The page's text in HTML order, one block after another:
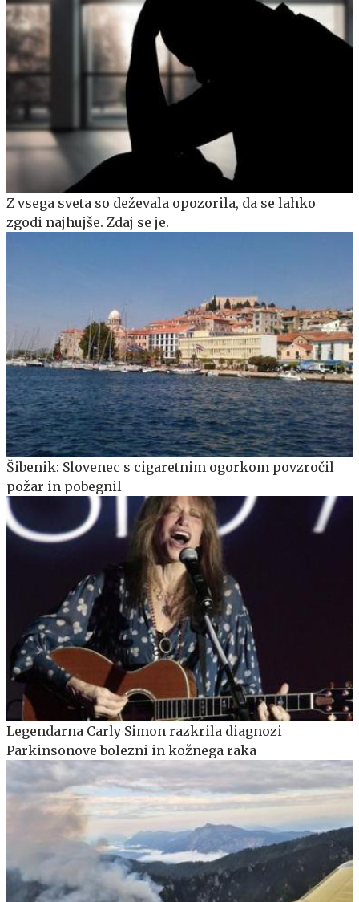
Z vsega sveta so deževala opozorila, da se lahko
zgodi najhujše. Zdaj se je.
Šibenik: Slovenec s cigaretnim ogorkom povzročil
požar in pobegnil
Legendarna Carly Simon razkrila diagnozi
Parkinsonove bolezni in kožnega raka